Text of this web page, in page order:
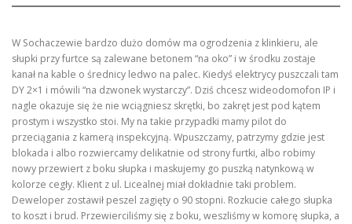
W Sochaczewie bardzo dużo domów ma ogrodzenia z klinkieru, ale
słupki przy furtce są zalewane betonem “na oko” i w środku zostaje
kanał na kable o średnicy ledwo na palec. Kiedyś elektrycy puszczali tam
DY 2×1 i mówili “na dzwonek wystarczy”. Dziś chcesz wideodomofon IP i
nagle okazuje się że nie wciągniesz skrętki, bo zakręt jest pod kątem
prostym i wszystko stoi. My na takie przypadki mamy pilot do
przeciągania z kamerą inspekcyjną. Wpuszczamy, patrzymy gdzie jest
blokada i albo rozwiercamy delikatnie od strony furtki, albo robimy
nowy przewiert z boku słupka i maskujemy go puszką natynkową w
kolorze cegły. Klient z ul. Licealnej miał dokładnie taki problem.
Deweloper zostawił peszel zagięty o 90 stopni. Rozkucie całego słupka
to koszt i brud. Przewierciliśmy się z boku, weszliśmy w komorę słupka, a